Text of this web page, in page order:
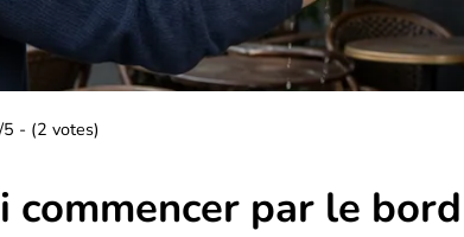
- (2 votes)
commencer par le